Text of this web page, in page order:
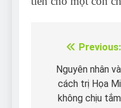
Điều
hướng
bài
Previous:
Nguyên nhân và
cách trị Họa Mi
không chịu tắm